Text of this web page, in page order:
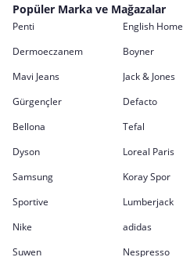
Popüler Marka ve Mağazalar
Penti English Home
Dermoeczanem
Boyner
Mavi Jeans
Jack & Jones
Gürgençler
Defacto
Bellona
Tefal
Dyson
Loreal Paris
Samsung
Koray Spor
Sportive
Lumberjack
Nike
adidas
Suwen
Nespresso